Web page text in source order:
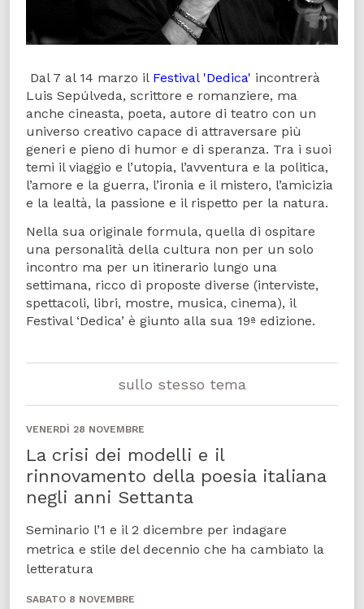
Dal 7 al 14 marzo il Festival 'Dedica' incontrerà
Luis Sepúlveda, scrittore e romanziere, ma
anche cineasta, poeta, autore di teatro con un
universo creativo capace di attraversare più
generi e pieno di humor e di speranza. Tra i suoi
temi il viaggio e l’utopia, l’avventura e la politica,
l’amore e la guerra, l’ironia e il mistero, l’amicizia
e la lealtà, la passione e il rispetto per la natura.
Nella sua originale formula, quella di ospitare
una personalità della cultura non per un solo
incontro ma per un itinerario lungo una
settimana, ricco di proposte diverse (interviste,
spettacoli, libri, mostre, musica, cinema), il
Festival ‘Dedica’ è giunto alla sua 19ª edizione.
sullo stesso tema
VENERDÌ 28 NOVEMBRE
La crisi dei modelli e il
rinnovamento della poesia italiana
negli anni Settanta
Seminario l’1 e il 2 dicembre per indagare
metrica e stile del decennio che ha cambiato la
letteratura
SABATO 8 NOVEMBRE